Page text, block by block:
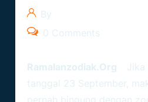
By
0 Comments
Ramalanzodiak.org
Jika
tanggal 23 September,
pernah bingung dengan